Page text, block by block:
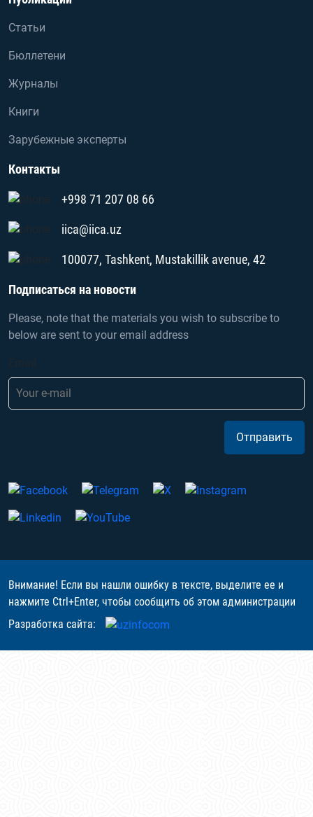
Статьи
Бюллетени
Журналы
Книги
Зарубежные эксперты
Контакты
+998 71 207 08 66
iica@iica.uz
100077, Tashkent, Mustakillik avenue, 42
Подписаться на новости
Please, note that the materials you wish to subscribe to
below are sent to your email address
Отправить
Внимание! Если вы нашли ошибку в тексте, выделите ее и
нажмите Ctrl+Enter, чтобы сообщить об этом администрации
Разработка сайта: